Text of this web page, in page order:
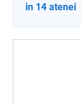
in 14 atenei